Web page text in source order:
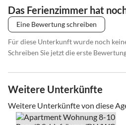
Das Ferienzimmer hat
Eine Bewertung schreiben
Für diese Unterkunft wurde noch
Schreiben Sie jetzt die erste
Weitere Unterkünfte
Weitere Unterkünfte von diese